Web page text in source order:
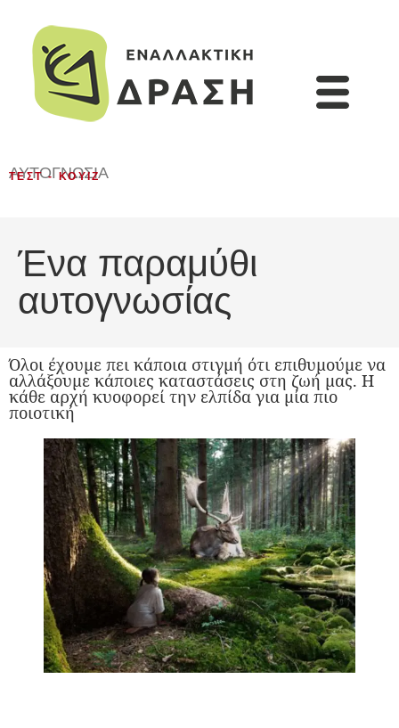
ΑΥΤΟΓΝΩΣΊΑ
ΤΕΣΤ - ΚΟΥΊΖ
Ένα παραμύθι
αυτογνωσίας
Όλοι έχουμε πει κάποια στιγμή ότι επιθυμούμε να
αλλάξουμε κάποιες καταστάσεις στη ζωή μας. Η
κάθε αρχή κυοφορεί την ελπίδα για μία πιο
ποιοτική